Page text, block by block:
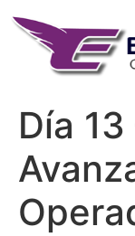
content
Día